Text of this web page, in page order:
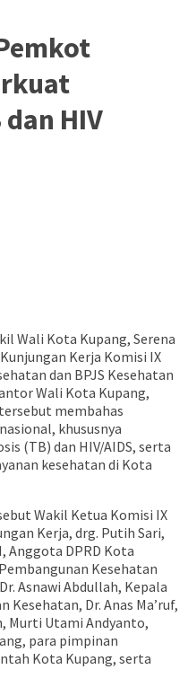
HIV
Wali Kota Kupang, Serena
Kunjungan Kerja Komisi IX
dan BPJS Kesehatan
Wali Kota Kupang,
membahas
khususnya
(TB) dan HIV/AIDS, serta
kesehatan di Kota
Wakil Ketua Komisi IX
Kerja, drg. Putih Sari,
Anggota DPRD Kota
Kesehatan
Asnawi Abdullah, Kepala
Dr. Anas Ma’ruf,
Murti Utami Andyanto,
para pimpinan
Kota Kupang, serta